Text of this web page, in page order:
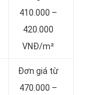
410.000 –
420.000
VNĐ/m²
Đơn giá từ
470.000 –